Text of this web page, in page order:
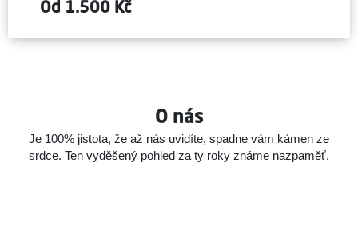
Od 1.500 Kč
O nás
Je 100% jistota, že až nás uvidíte, spadne vám kámen ze
srdce. Ten vyděšený pohled za ty roky známe nazpaměť.